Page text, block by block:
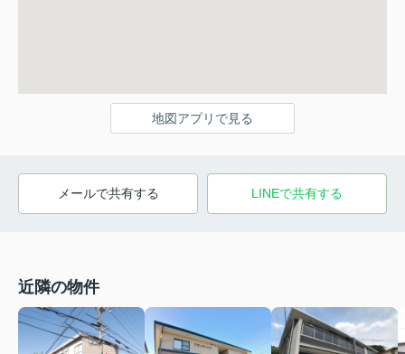
地図アプリで見る
メールで共有する LINEで共有する
近隣の物件